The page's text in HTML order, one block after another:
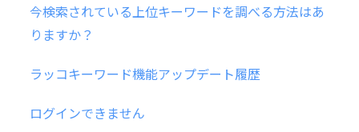
今検索されている上位キーワードを調べる方法はあ
りますか？
ラッコキーワード機能アップデート履歴
ログインできません